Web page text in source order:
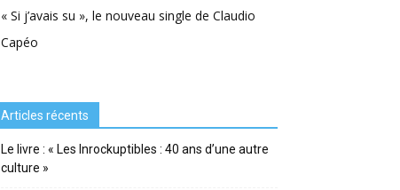
« Si j’avais su », le nouveau single de Claudio
Capéo
Articles récents
Le livre : « Les Inrockuptibles : 40 ans d’une autre
culture »